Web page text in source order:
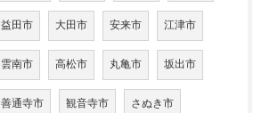
益田市 大田市 安来市 江津市
雲南市 高松市 丸亀市 坂出市
善通寺市 観音寺市 さぬき市